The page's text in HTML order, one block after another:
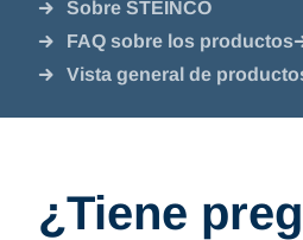
Sobre STEINCO
FAQ sobre los productos
Vista general de
¿Tiene